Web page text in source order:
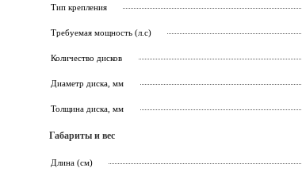
Тип крепления
Требуемая мощность (л.с)
Количество дисков
Диаметр диска, мм
Толщина диска, мм
Габариты и вес
Длина (см)